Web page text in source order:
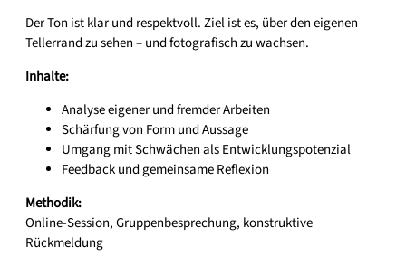
Der Ton ist klar und respektvoll. Ziel ist es, über den eigenen
Tellerrand zu sehen – und fotografisch zu wachsen.
Inhalte:
Analyse eigener und fremder Arbeiten
Schärfung von Form und Aussage
Umgang mit Schwächen als Entwicklungspotenzial
Feedback und gemeinsame Reflexion
Methodik:
Online-Session, Gruppenbesprechung, konstruktive
Rückmeldung